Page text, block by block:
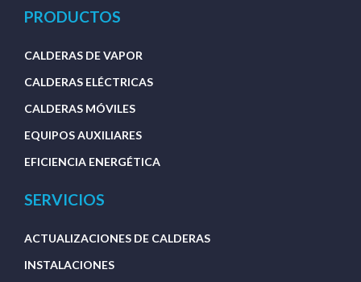
PRODUCTOS
CALDERAS DE VAPOR
CALDERAS ELÉCTRICAS
CALDERAS MÓVILES
EQUIPOS AUXILIARES
EFICIENCIA ENERGÉTICA
SERVICIOS
ACTUALIZACIONES DE CALDERAS
INSTALACIONES